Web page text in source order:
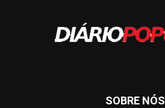
SOBRE NÓS